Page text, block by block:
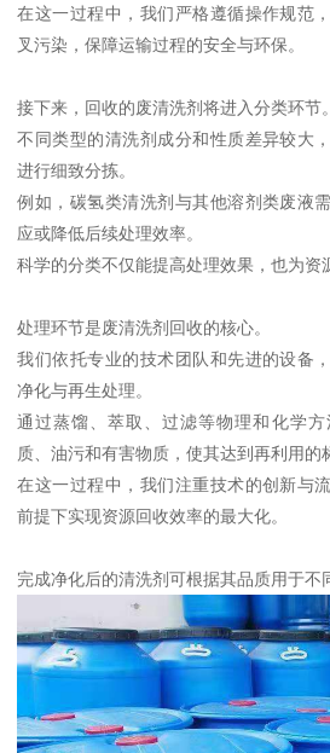
在这一过程中，我们严格遵循操作规范
叉污染，保障运输过程的安全与环保。
接下来，回收的废清洗剂将进入分类环节。
不同类型的清洗剂成分和性质差异较大
进行细致分拣。
例如，碳氢类清洗剂与其他溶剂类废液
应或降低后续处理效率。
科学的分类不仅能提高处理效果，也为资
处理环节是废清洗剂回收的核心。
我们依托专业的技术团队和先进的设备
净化与再生处理。
通过蒸馏、萃取、过滤等物理和化学
质、油污和有害物质，使其达到再利用的
在这一过程中，我们注重技术的创新与
前提下实现资源回收效率的最大化。
完成净化后的清洗剂可根据其品质用于不